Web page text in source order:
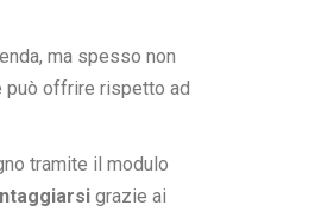
ma spesso non
può offrire rispetto ad
tramite il modulo
grazie ai